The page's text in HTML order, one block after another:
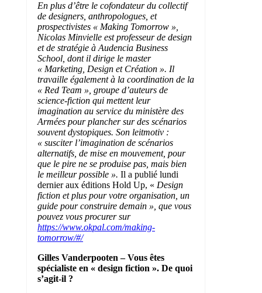
En plus d’être le cofondateur du collectif
de designers, anthropologues, et
prospectivistes « Making Tomorrow »,
Nicolas Minvielle est professeur de design
et de stratégie à Audencia Business
School, dont il dirige le master
« Marketing, Design et Création ». Il
travaille également à la coordination de la
« Red Team », groupe d’auteurs de
science-fiction qui mettent leur
imagination au service du ministère des
Armées pour plancher sur des scénarios
souvent dystopiques. Son leitmotiv :
« susciter l’imagination de scénarios
alternatifs, de mise en mouvement, pour
que le pire ne se produise pas, mais bien
le meilleur possible ».Il a publié lundi
dernier aux éditions Hold Up, «Design
fiction et plus pour votre organisation, un
guide pour construire demain », que vous
pouvez vous procurer sur
https://www.okpal.com/making-
tomorrow/#/
Gilles Vanderpooten – Vous êtes
spécialiste en « design fiction ». De quoi
s’agit-il ?